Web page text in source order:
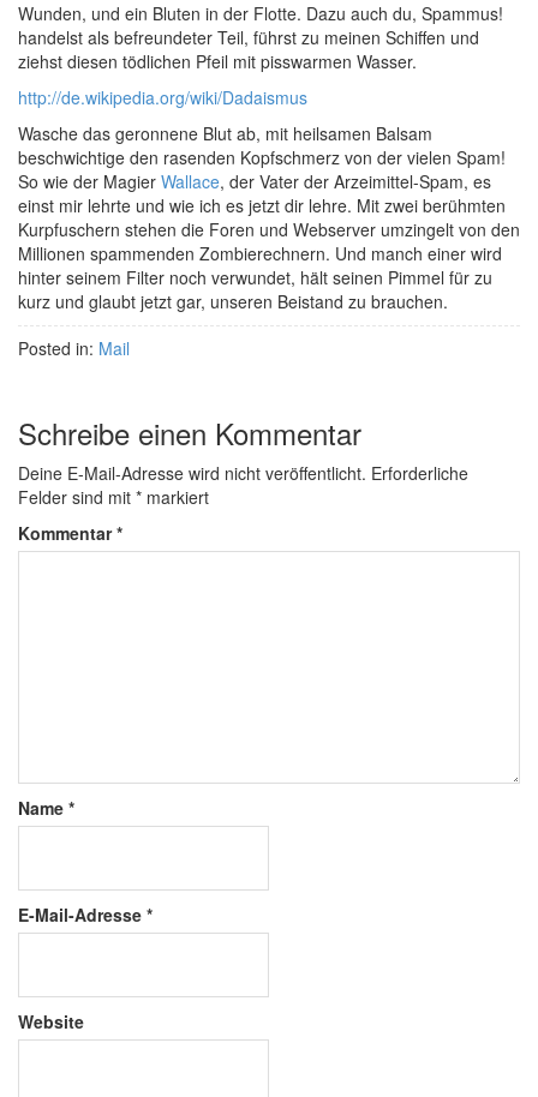
Wunden, und ein Bluten in der Flotte. Dazu auch du, Spammus!
handelst als befreundeter Teil, führst zu meinen Schiffen und
ziehst diesen tödlichen Pfeil mit pisswarmen Wasser.
http://de.wikipedia.org/wiki/Dadaismus
Wasche das geronnene Blut ab, mit heilsamen Balsam
beschwichtige den rasenden Kopfschmerz von der vielen Spam!
So wie der Magier Wallace, der Vater der Arzeimittel-Spam, es
einst mir lehrte und wie ich es jetzt dir lehre. Mit zwei berühmten
Kurpfuschern stehen die Foren und Webserver umzingelt von den
Millionen spammenden Zombierechnern. Und manch einer wird
hinter seinem Filter noch verwundet, hält seinen Pimmel für zu
kurz und glaubt jetzt gar, unseren Beistand zu brauchen.
Posted in: Mail
Schreibe einen Kommentar
Deine E-Mail-Adresse wird nicht veröffentlicht. Erforderliche
Felder sind mit * markiert
Kommentar*
Name *
E-Mail-Adresse *
Website